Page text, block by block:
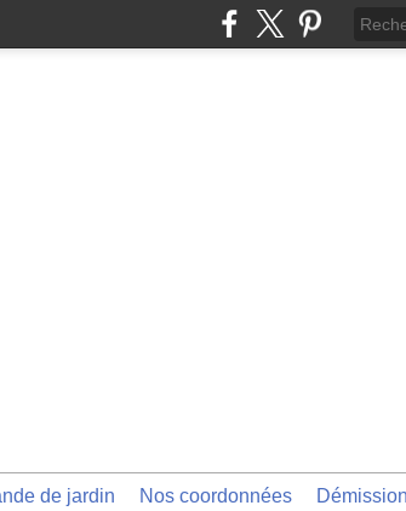
de jardin Nos coordonnées Démission